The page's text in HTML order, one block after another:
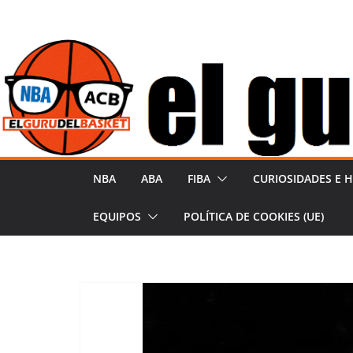
r
l
NBA ABA FIBA CURIOSIDADES E
EQUIPOS POLÍTICA DE COOKIES (UE)